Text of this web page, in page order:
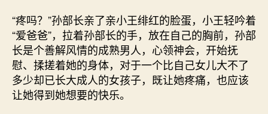
“疼吗？”孙部长亲了亲小王绯红的脸蛋，小王轻吟着
“爱爸爸”，拉着孙部长的手，放在自己的胸前，孙部
长是个善解风情的成熟男人，心领神会，开始抚
慰、揉搓着她的身体，对于一个比自己女儿大不了
多少却已长大成人的女孩子，既让她疼痛，也应该
让她得到她想要的快乐。